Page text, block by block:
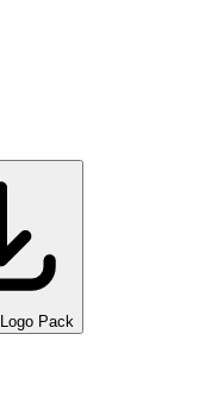
Pack